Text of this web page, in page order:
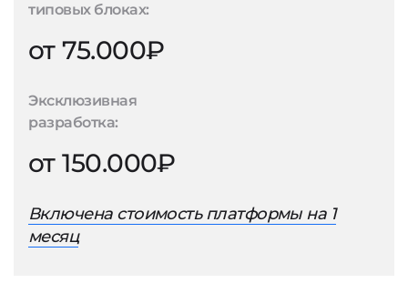
типовых блоках:
от 75.000₽
Эксклюзивная
разработка:
от 150.000₽
Включена стоимость платформы на 1
месяц